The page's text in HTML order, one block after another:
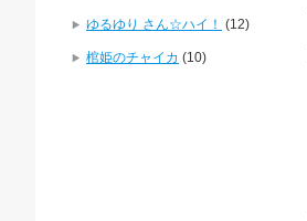
ゆるゆり さん☆ハイ！ (12)
棺姫のチャイカ (10)